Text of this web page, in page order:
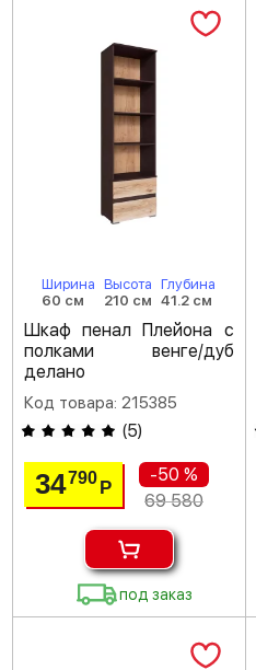
Ширина
60 см
Высота
210 см
Глубина
41.2 см
Шкаф пенал Плейона с
полками венге/дуб
делано
Код товара: 215385
(5)
34790Р
-50 %
69 580
под заказ